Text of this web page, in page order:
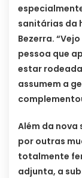
sanitárias da
Bezerra.
pessoa que
estar
assumem a
Além da nova
por outras
totalmente
adjunta, a